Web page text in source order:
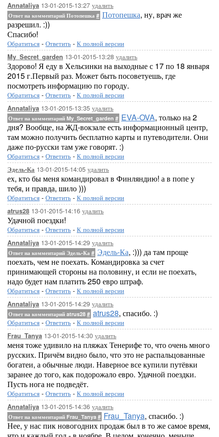
Annataliya 13-01-2015-13:27 удалить
Ответ на комментарий Потопешка # Потопешка, ну, врач же
разрешил. :))
Спасибо!
Обратиться - Ответить - К полной версии
My_Secret_garden 13-01-2015-13:28 удалить
Здорово! Я еду в Хельсинки на выходные с 17 по 18 января
2015 г.Первый раз. Может быть посоветуешь, где
посмотреть информацию по городу.
Обратиться - Ответить - К полной версии
Annataliya 13-01-2015-13:35 удалить
Ответ на комментарий My_Secret_garden # EVA-OVA, только на 2
дня? Вообще, на ЖД-вокзале есть информационный центр,
там можно получить бесплатно карты и путеводители. Они
даже по-русски там уже говорят. :)
Обратиться - Ответить - К полной версии
Эдель-Ка 13-01-2015-14:05 удалить
ех, кто бы меня командировал в Финляндию! а в попе у
тебя, и правда, шило )))
Обратиться - Ответить - К полной версии
atrus28 13-01-2015-14:16 удалить
Удачной поездки!
Обратиться - Ответить - К полной версии
Annataliya 13-01-2015-14:29 удалить
Ответ на комментарий Эдель-Ка # Эдель-Ка, :))) да там проще
поехать, чем не поехать. Командировка за счет
принимающей стороны на половину, и если не поехать,
надо будет нам платить 250 евро штраф.
Обратиться - Ответить - К полной версии
Annataliya 13-01-2015-14:29 удалить
Ответ на комментарий atrus28 # atrus28, спасибо. :)
Обратиться - Ответить - К полной версии
Frau_Tanya 13-01-2015-14:30 удалить
меня тоже удивило на пляжах Тенерифе то, что очень много
русских. Причём видно было, что это не распальцованные
богатеи, а обычные люди. Наверное все купили путёвки
заранее до того, как подорожало евро. Удачной поездки.
Пусть нога не подведёт.
Обратиться - Ответить - К полной версии
Annataliya 13-01-2015-14:36 удалить
Ответ на комментарий Frau_Tanya # Frau_Tanya, спасибо. :)
Нее, у нас пик новогодних продаж был в то же самое время,